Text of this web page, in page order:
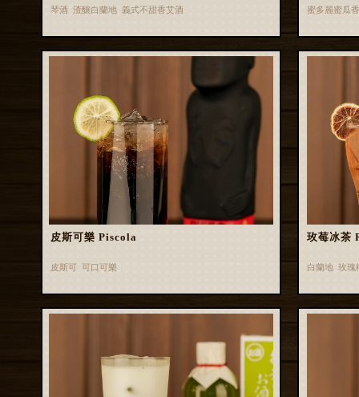
琴酒 渣釀白蘭地 義式不甜香艾酒 蜜多麗蜜瓜
皮斯可樂 Piscola
皮斯可 可口可樂
玫莓冰茶
白蘭地 玫瑰